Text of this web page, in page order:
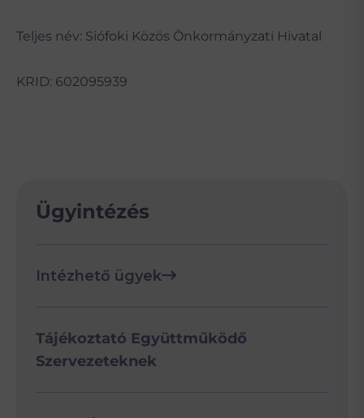
Teljes név: Siófoki Közös Önkormányzati Hivatal
KRID: 602095939
Ügyintézés
Intézhető ügyek
Tájékoztató Együttműködő
Szervezeteknek